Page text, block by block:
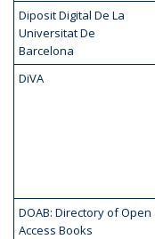
Diposit Digital De La
Universitat De
Barcelona
DiVA
DOAB: Directory of Open
Access Books